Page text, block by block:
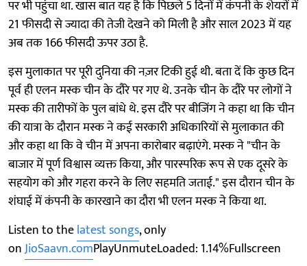
पर भी पहुंचा था. खास बात यह है कि पिछले 5 दिनों में कंपनी के शेयरों में
21 फीसदी से ज्यादा की तेजी देखने को मिली है और साल 2023 में यह
अब तक 166 फीसदी ऊपर उठा है.
इस मुलाकात पर पूरी दुनिया की नज़र टिकी हुई थी. बता दें कि कुछ दिन
पूर्व ही एलन मस्क चीन के दौरे पर गए थे. उनके चीन के दौरे पर लोगों ने
मस्क की तारीफों के पुल बांधे थे. इस दौरे पर बीजिंग ने कहा था कि चीन
की यात्रा के दौरान मस्क ने कई सरकारी अधिकारियों से मुलाकात की
और कहा था कि वे चीन में अपना कारोबार बढ़ाएंगे. मस्क ने "चीन के
बाजार में पूर्ण विश्वास व्यक्त किया, और पारस्परिक रूप से एक दूसरे के
सहयोग को और गहरा करने के लिए सहमति जताई." इस दौरान चीन के
शंघाई में कंपनी के कारखाने का दौरा भी एलन मस्क ने किया था.
Listen to thelatest songs, only
onJioSaavn.comPlayUnmuteLoaded: 1.14%Fullscreen